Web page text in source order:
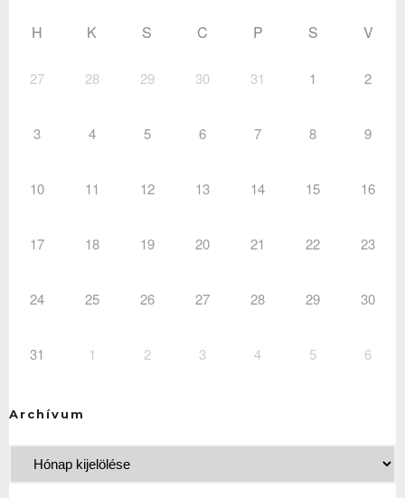
H K S C P S V
27 28 29 30 31 1 2
3 4 5 6 7 8 9
10 11 12 13 14 15 16
17 18 19 20 21 22 23
24 25 26 27 28 29 30
31 1 2 3 4 5 6
Archívum